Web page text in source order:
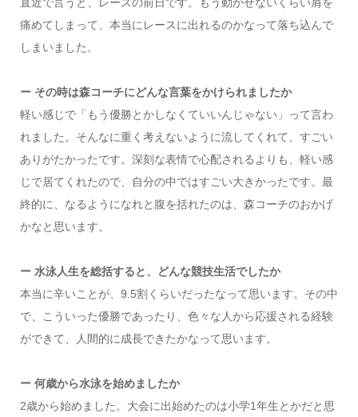
痛めてしまって、本当にレースに出れるのかなって落ち込んで
しまいました。
ー その時は森コーチにどんな言葉をかけられましたか
軽い感じで「もう優勝とかしなくていいんじゃない」って言わ
れました。そんなに重く考えないように流してくれて、すごい
ありがたかったです。深刻な表情で心配されるよりも、軽い感
じで居てくれたので、自分の中ではすごい大きかったです。最
終的に、なるようになれと腹を括れたのは、森コーチのおかげ
かなと思います。
ー 水泳人生を総括すると、どんな競技生活でしたか
本当に辛いことが、9.5割くらいだったなって思います。その中
で、こういった優勝であったり、色々な人から応援される経験
ができて、人間的に成長できたかなって思います。
ー 何歳から水泳を始めましたか
2歳から始めました。大会に出始めたのは小学1年生とかだと思